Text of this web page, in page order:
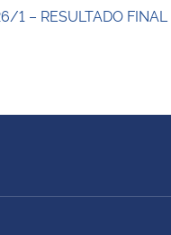
1 – RESULTADO FINAL